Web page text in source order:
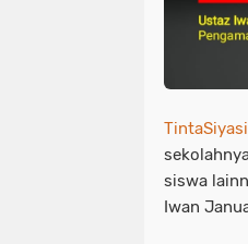
siswa
Iwan